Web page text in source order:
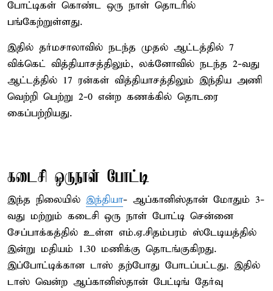
போட்டிகள் கொண்ட ஒரு நாள் தொடரில்
பங்கேற்றுள்ளது.
இதில் தர்மசாலாவில் நடந்த முதல் ஆட்டத்தில் 7
விக்கெட் வித்தியாசத்திலும், லக்னோவில் நடந்த 2-வது
ஆட்டத்தில் 17 ரன்கள் வித்தியாசத்திலும் இந்திய அணி
வெற்றி பெற்று 2-0 என்ற கணக்கில் தொடரை
கைப்பற்றியது.
கடைசி ஒருநாள் போட்டி
இந்த நிலையில் இந்தியா- ஆப்கானிஸ்தான் மோதும் 3-
வது மற்றும் கடைசி ஒரு நாள் போட்டி சென்னை
சேப்பாக்கத்தில் உள்ள எம்.ஏ.சிதம்பரம் ஸ்டேடியத்தில்
இன்று மதியம் 1.30 மணிக்கு தொடங்குகிறது.
இப்போட்டிக்கான டாஸ் தற்போது போடப்பட்டது. இதில்
டாஸ் வென்ற ஆப்கானிஸ்தான் பேட்டிங் தேர்வு